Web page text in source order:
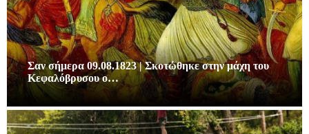
Σαν σήμερα 09.08.1823 | Σκοτώθηκε στην μάχη του
Κεφαλόβρυσου ο…